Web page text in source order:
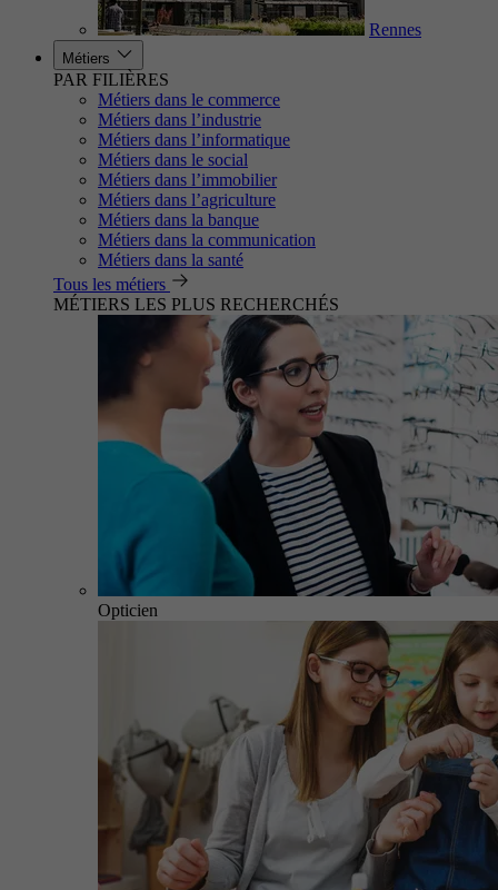
Rennes
Métiers
PAR FILIÈRES
Métiers dans le commerce
Métiers dans l’industrie
Métiers dans l’informatique
Métiers dans le social
Métiers dans l’immobilier
Métiers dans l’agriculture
Métiers dans la banque
Métiers dans la communication
Métiers dans la santé
Tous les métiers
MÉTIERS LES PLUS RECHERCHÉS
Opticien